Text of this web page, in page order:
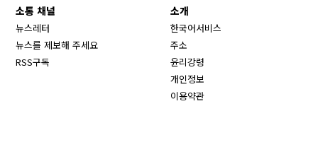
소통 채널
뉴스레터
뉴스를 제보해 주세요
RSS구독
소개
한국어서비스
주소
윤리강령
개인정보
이용약관